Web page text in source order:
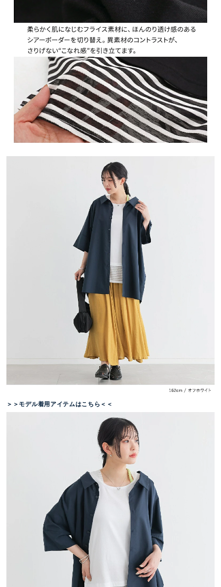
＞＞モデル着用アイテムはこちら＜＜